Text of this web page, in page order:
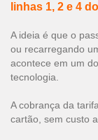
linhas 1, 2 e 4
A ideia é que o
ou recarregando
acontece em um
tecnologia.
A cobrança da
cartão, sem custo